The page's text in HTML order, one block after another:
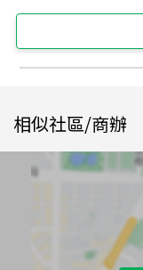
相似社區/商辦